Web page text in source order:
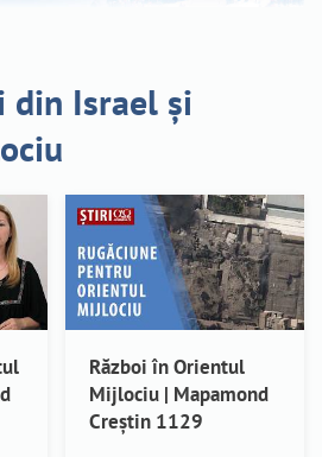
Israel și
Război în Orientul
Mijlociu | Mapamond
Creștin 1129